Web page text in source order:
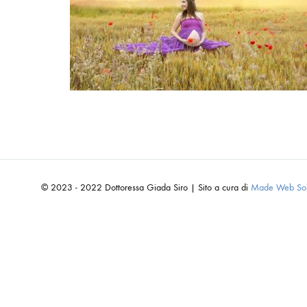
© 2023 - 2022 Dottoressa Giada Siro | Sito a cura di Made Web